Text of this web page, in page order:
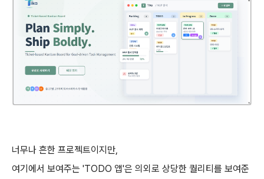
너무나 흔한 프로젝트이지만,
여기에서 보여주는 'TODO 앱'은 의외로 상당한 퀄리티를 보여준